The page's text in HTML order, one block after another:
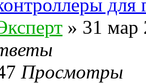
для
» 31 мар
Просмотры